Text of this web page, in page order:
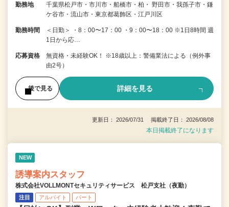
勤務地
千葉県松戸市・市川市・船橋市・柏・ 野田市・我孫子市・鎌
ケ谷市・流山市・東京都葛飾区・江戸川区
勤務時間
＜日勤＞ ・8：00〜17：00 ・9：00〜18：00 ※1日8時間 週
1日から応…
応募資格
無資格・未経験OK！ ※18歳以上：警備業法による（例外事
由2号）
後で見る 詳細を見る
更新日： 2026/07/31 掲載終了日： 2026/08/08
本日掲載終了になります
NEW
誘導案内スタッフ
株式会社VOLLMONTセキュリティサービス 松戸支社（夜勤）
注目 アルバイト パート